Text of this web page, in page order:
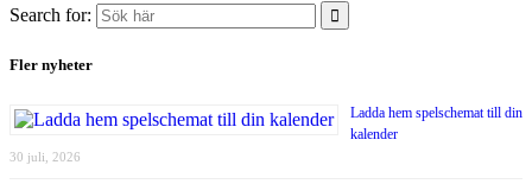
Search for:
Fler nyheter
Ladda hem spelschemat till din
kalender
30 juli, 2026